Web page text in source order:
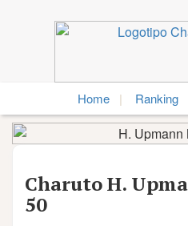
Home | Ranking
Charuto H.
50